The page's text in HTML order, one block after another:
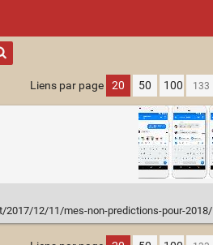
1 or
more
Liens par page 20 50 100
12/11/mes-non-predictions-pour-2018/